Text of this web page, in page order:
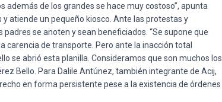
además de los grandes se hace muy costoso”, apunta
y atiende un pequeño kiosco. Ante las protestas y
padres se anoten y sean beneficiados . “Se supone que
carencia de transporte . Pero ante la inacción total
se abrió esta planilla. Consideramos que son muchos los
Bello. Para Dalile Antúnez, también integrante de Acij,
en forma persistente pese a la existencia de órdenes